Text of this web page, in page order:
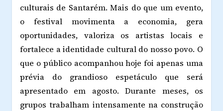
culturais de Santarém. Mais do que um evento,
o festival movimenta a economia, gera
oportunidades, valoriza os artistas locais e
fortalece a identidade cultural do nosso povo. O
que o público acompanhou hoje foi apenas uma
prévia do grandioso espetáculo que será
apresentado em agosto. Durante meses, os
grupos trabalham intensamente na construção